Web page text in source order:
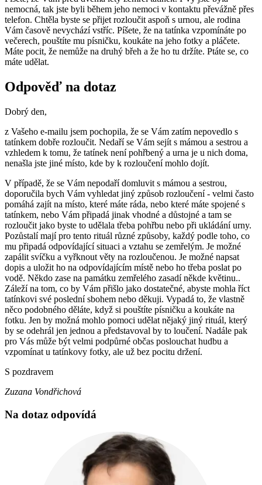
nemocná, tak jste byli během jeho nemoci v kontaktu převážně přes
telefon. Chtěla byste se přijet rozloučit aspoň s urnou, ale rodina
Vám časově nevychází vstříc. Píšete, že na tatínka vzpomínáte po
večerech, pouštíte mu písničku, koukáte na jeho fotky a pláčete.
Máte pocit, že nemůže na druhý břeh a že ho tu držíte. Ptáte se, co
máte udělat.
Odpověď na dotaz
Dobrý den,
z Vašeho e-mailu jsem pochopila, že se Vám zatím nepovedlo s
tatínkem dobře rozloučit. Nedaří se Vám sejít s mámou a sestrou a
vzhledem k tomu, že tatínek není pohřbený a urna je u nich doma,
nenašla jste jiné místo, kde by k rozloučení mohlo dojít.
V případě, že se Vám nepodaří domluvit s mámou a sestrou,
doporučila bych Vám vyhledat jiný způsob rozloučení - velmi často
pomáhá zajít na místo, které máte ráda, nebo které máte spojené s
tatínkem, nebo Vám připadá jinak vhodné a důstojné a tam se
rozloučit jako byste to udělala třeba pohřbu nebo při ukládání urny.
Pozůstalí mají pro tento rituál různé způsoby, každý podle toho, co
mu připadá odpovídající situaci a vztahu se zemřelým. Je možné
zapálit svíčku a vyřknout věty na rozloučenou. Je možné napsat
dopis a uložit ho na odpovídajícím místě nebo ho třeba poslat po
vodě. Někdo zase na památku zemřelého zasadí někde květinu..
Záleží na tom, co by Vám přišlo jako dostatečné, abyste mohla říct
tatínkovi své poslední sbohem nebo děkuji. Vypadá to, že vlastně
něco podobného děláte, když si pouštíte písničku a koukáte na
fotku. Jen by možná mohlo pomoci udělat nějaký jiný rituál, který
by se odehrál jen jednou a představoval by to loučení. Nadále pak
pro Vás může být velmi podpůrné občas poslouchat hudbu a
vzpomínat u tatínkovy fotky, ale už bez pocitu držení.
S pozdravem
Zuzana Vondřichová
Na dotaz odpovídá